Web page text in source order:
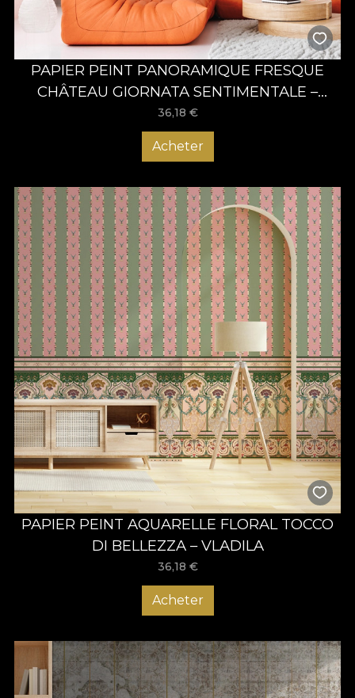
PAPIER PEINT PANORAMIQUE FRESQUE
CHÂTEAU GIORNATA SENTIMENTALE –
VLADILA
36,18 €
Acheter
PAPIER PEINT AQUARELLE FLORAL TOCCO
DI BELLEZZA – VLADILA
36,18 €
Acheter